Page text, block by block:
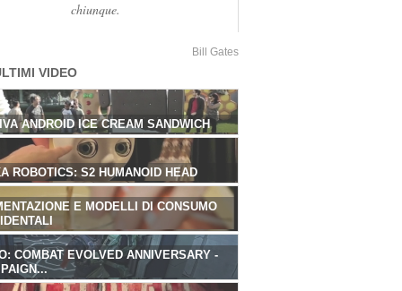
chiunque.
Bill Gates
VIDEO
ANDROID ICE CREAM SANDWICH
ANDROID ICE CREAM SANDWICH
ROBOTICS: S2 HUMANOID HEAD
ROBOTICS: S2 HUMANOID HEAD
E MODELLI DI CONSUMO
E MODELLI DI CONSUMO
COMBAT EVOLVED ANNIVERSARY -
COMBAT EVOLVED ANNIVERSARY -